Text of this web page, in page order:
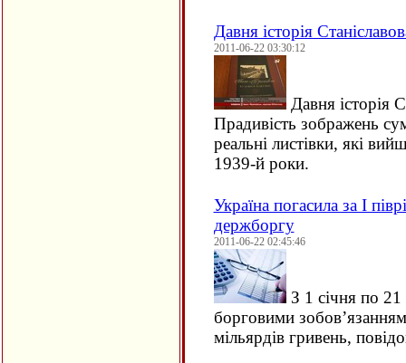
Давня історія
2011-06-22 03:30:12
Давня історія
Прадивість зображень
реальні листівки, які
1939-й роки.
Україна погасила за І
держборгу
2011-06-22 02:45:46
З 1 січня по 21
борговими
мільярдів гривень,